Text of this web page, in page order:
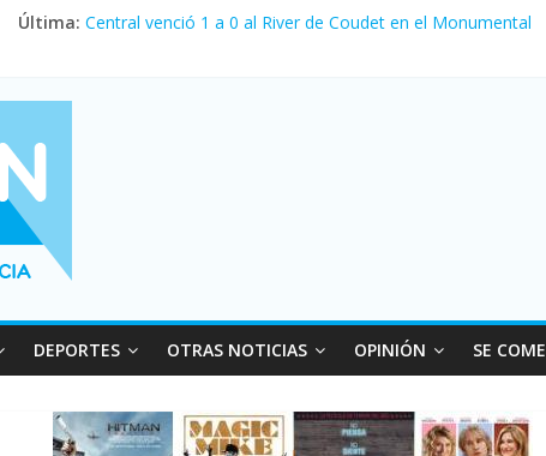
Última: Central venció 1 a 0 al River de Coudet en el Monumental
Vacaciones de invierno con más movimiento y consumo
Fuerte caída de la venta de autos usados en julio: bajó un
DEPORTES OTRAS NOTICIAS OPINIÓN SE